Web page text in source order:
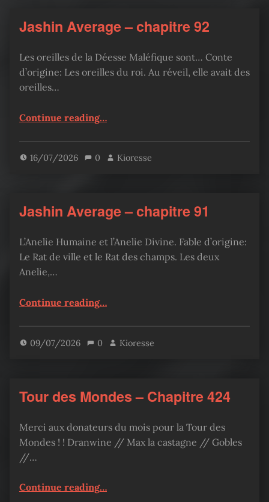
Jashin Average – chapitre 92
Les oreilles de la Déesse Maléfique sont… Conte
d’origine: Les oreilles du roi. Au réveil, elle avait des
oreilles…
Continue reading“Jashin Average – chapitre 92”
…
16/07/2026 0 Kioresse
Jashin Average – chapitre 91
L’Anelie Humaine et l’Anelie Divine. Fable d’origine:
Le Rat de ville et le Rat des champs. Les deux
Anelie,…
Continue reading“Jashin Average – chapitre 91”
…
09/07/2026 0 Kioresse
Tour des Mondes – Chapitre 424
Merci aux donateurs du mois pour la Tour des
Mondes ! ! Dranwine // Max la castagne // Gobles
//…
Continue reading“Tour des Mondes – Chapitre 424”
…